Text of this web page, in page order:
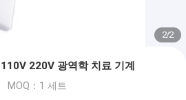
2/2
220V 광역학 치료 기계
MOQ：1 세트